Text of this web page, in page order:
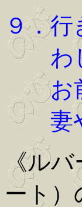
９．
わし
お
妻や
《ル
ート